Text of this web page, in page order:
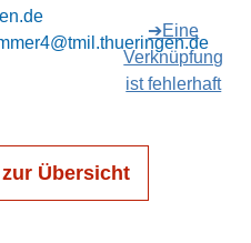
➔Eine
Verknüpfung
ist fehlerhaft
Übersicht